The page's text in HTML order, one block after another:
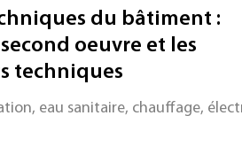
du bâtiment :
second oeuvre et les
techniques
eau sanitaire, chauffage,